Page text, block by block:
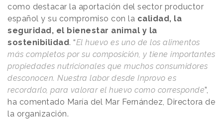
como destacar la aportación del sector productor
español y su compromiso con la calidad, la
seguridad, el bienestar animal y la
sostenibilidad. “El huevo es uno de los alimentos
más completos por su composición, y tiene importantes
propiedades nutricionales que muchos consumidores
desconocen. Nuestra labor desde Inprovo es
recordarlo, para valorar el huevo como corresponde”,
ha comentado María del Mar Fernández, Directora de
la organización.